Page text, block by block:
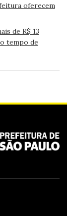
oferecem
de R$ 13
tempo de